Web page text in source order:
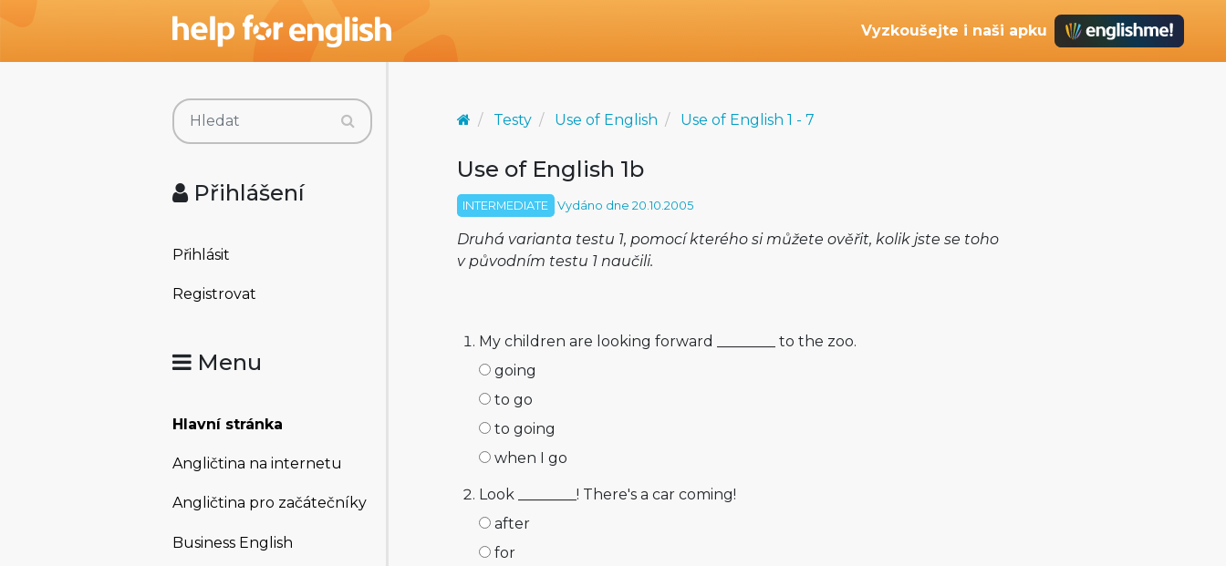
Vyzkoušejte i naši apku
Přihlášení
Přihlásit
Registrovat
Menu
Hlavní stránka
Angličtina na internetu
Angličtina pro začátečníky
Business English
Testy Use of English Use of English 1 - 7
Use of English 1b
INTERMEDIATE Vydáno dne 20.10.2005
Druhá varianta testu 1, pomocí kterého si můžete ověřit, kolik jste se toho
v původním testu 1 naučili.
My children are looking forward ________ to the zoo.
going
to go
to going
when I go
Look ________! There's a car coming!
after
for